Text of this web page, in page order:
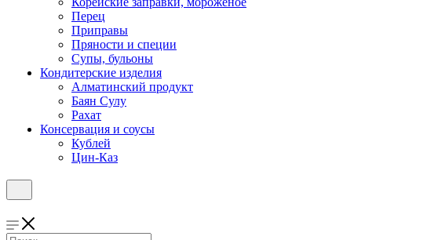
Перец
Приправы
Пряности и специи
Супы, бульоны
Кондитерские изделия
Алматинский продукт
Баян Сулу
Рахат
Консервация и соусы
Кублей
Цин-Каз